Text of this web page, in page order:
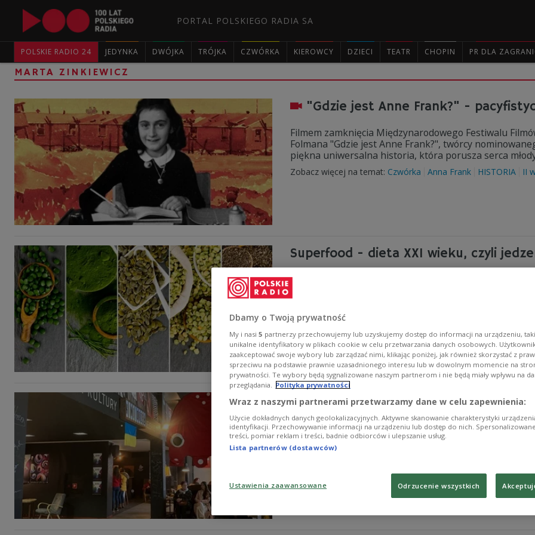
PORTAL POLSKIEGO RADIA SA
POLSKIE RADIO 24 JEDYNKA DWÓJKA TRÓJKA CZWÓRKA KIEROWCY DZIECI TEATR CHOPIN PR DLA
MARTA ZINKIEWICZ
"Gdzie jest Anne Frank?" -
Filmem zamknięcia Międzynarodowego Festiwalu
Folmana "Gdzie jest Anne Frank?", twórcy
piękna uniwersalna historia, która porusza serca
Zobacz więcej na temat: Czwórka Anna Frank HISTORIA II
Superfood - dieta XXI wieku, czyli
Dziś zarówno to, co jemy, jak i to, jak to jemy, ma nam
ANIMOCJE. W filmie animowanym
Dobiega końca Międzynarodowy Festiwal Filmów
animacji. W tym roku znów nie zabrakło wyjątkowych
Zobacz więcej na temat:
Dbamy o Twoją prywatność
My i nasi 5 partnerzy przechowujemy lub uzyskujemy dostęp do informacji na urządzeniu,
unikalne identyfikatory w plikach cookie w celu przetwarzania danych osobowych.
zaakceptować swoje wybory lub zarządzać nimi, klikając poniżej, jak również skorzystać z
sprzeciwu na podstawie prawnie uzasadnionego interesu lub w dowolnym momencie na
prywatności. Te wybory będą sygnalizowane naszym partnerom i nie będą miały wpływu na
przeglądania. Polityka prywatności
Wraz z naszymi partnerami przetwarzamy dane w celu zapewnienia:
Użycie dokładnych danych geolokalizacyjnych. Aktywne skanowanie charakterystyki
identyfikacji. Przechowywanie informacji na urządzeniu lub dostęp do nich.
treści, pomiar reklam i treści, badnie odbiorców i ulepszanie usług.
Lista partnerów (dostawców)
Ustawienia zaawansowane Odrzucenie wszystkich